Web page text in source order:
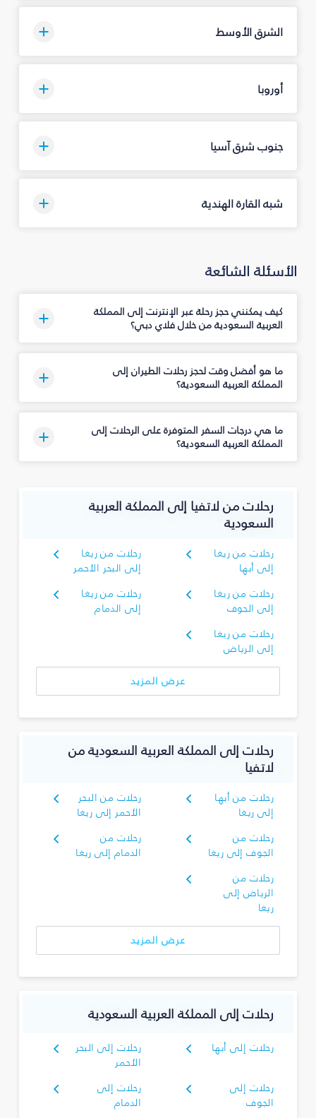
الشرق الأوسط
أوروبا
جنوب شرق آسيا
شبه القارة الهندية
الأسئلة الشائعة
كيف يمكنني حجز رحلة عبر الإنترنت إلى المملكة
العربية السعودية من خلال فلاي دبي؟
ما هو أفضل وقت لحجز رحلات الطيران إلى
المملكة العربية السعودية؟
ما هي درجات السفر المتوفرة على الرحلات إلى
المملكة العربية السعودية؟
رحلات من لاتفيا إلى المملكة العربية
السعودية
رحلات من ريغا
إلى أبها
رحلات من ريغا
إلى البحر الأحمر
رحلات من ريغا
إلى الجوف
رحلات من ريغا
إلى الدمام
رحلات من ريغا
إلى الرياض
عرض المزيد
رحلات إلى المملكة العربية السعودية من
لاتفيا
رحلات من أبها
إلى ريغا
رحلات من البحر
الأحمر إلى ريغا
رحلات من
الجوف إلى ريغا
رحلات من
الدمام إلى ريغا
رحلات من
الرياض إلى
ريغا
عرض المزيد
رحلات إلى المملكة العربية السعودية
رحلات إلى أبها
رحلات إلى البحر
الأحمر
رحلات إلى
الجوف
رحلات إلى
الدمام